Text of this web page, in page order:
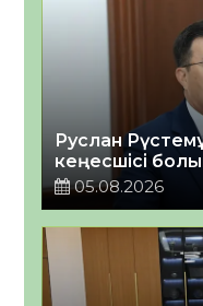
Руслан
кеңесшісі
05.08.2026